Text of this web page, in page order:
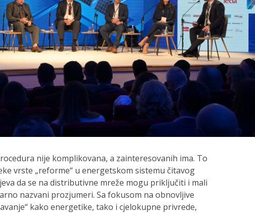
nije komplikovana, a zainteresovanih ima. To
vrste „reforme“ u energetskom sistemu čitavog
da se na distributivne mreže mogu priključiti i mali
nazvani prozjumeri. Sa fokusom na obnovljive
kako energetike, tako i cjelokupne privrede,